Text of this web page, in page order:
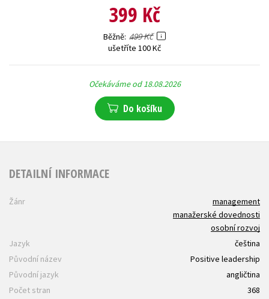
399 Kč
Běžně 499 Kč
ušetříte 100 Kč
Očekáváme od 18.08.2026
Do košíku
DETAILNÍ INFORMACE
Žánr
management
manažerské dovednosti
osobní rozvoj
Jazyk
čeština
Původní název
Positive leadership
Původní jazyk
angličtina
Počet stran
368